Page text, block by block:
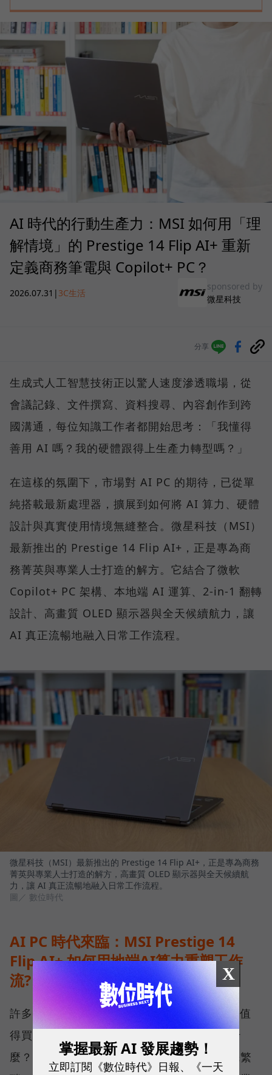
AI 時代的行動生產力：MSI 如何用「理
解情境」的 Prestige 14 Flip AI+ 重新
定義商務筆電與 Copilot+ PC？
2026.07.31 | 3C生活
sponsored by
微星科技
分享
生成式人工智慧技術正以驚人速度滲透職場，從
會議記錄、文件撰寫、資料搜尋、內容創作到跨
國溝通，每位知識工作者都開始思考：「我懂得
善用 AI 嗎？我的硬體跟得上生產力轉型嗎？」
在這樣的氛圍下，市場對 AI PC 的期待，已從單
純搭載最新處理器，擴展到如何將 AI 算力、硬體
設計與真實使用情境無縫整合。微星科技（MSI）
最新推出的 Prestige 14 Flip AI+，正是專為商
務菁英與專業人士打造的解方。它結合了微軟
Copilot+ PC 架構、本地端 AI 運算、2-in-1 翻轉
設計、高畫質 OLED 顯示器與全天候續航力，讓
AI 真正流暢地融入日常工作流程。
微星科技（MSI）最新推出的 Prestige 14 Flip AI+，正是專為商務
菁英與專業人士打造的解方，高畫質 OLED 顯示器與全天候續航
力，讓 AI 真正流暢地融入日常工作流程。
圖／ 數位時代
AI PC 時代來臨：MSI Prestige 14
Flip AI+ 如何用地端AI算力重塑工作
流?
許多經理人在更換電腦時常問：「AI PC 真的值
得買嗎？」、「Copilot+ PC 到底能幫我做什
麼？」答案不僅是運算跑得更快，而是將原先繁
X
掌握最新 AI 發展趨勢！
立即訂閱《數位時代》日報、《一天